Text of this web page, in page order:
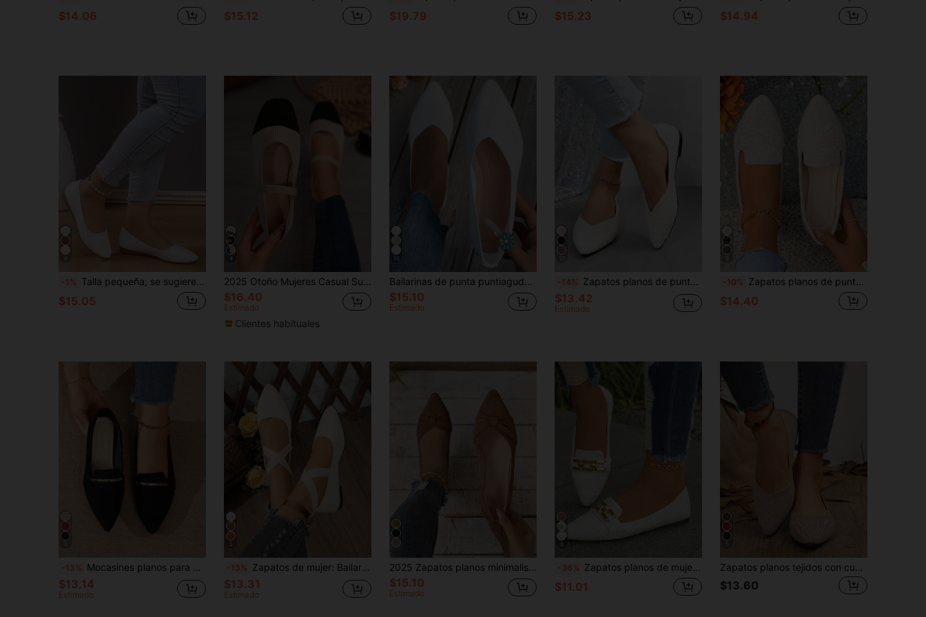
$14.06 $15.12 $19.79 $15.23 $14.94
-1% Talla pequeña, se sugiere pedir una talla talla grande. Suela blanda, zapatos cómodos de tacón bajo para mujer, nuevo estilo de verano de slip-on de bajo empeine, no cansa, zapatos de madre, zapatos de bajo empeine de talla grande, talla 35-43
$15.05
4
2025 Otoño Mujeres Casual Suela Suave Punta Cuadrada Banda Elástica Patchwork Zapatos Planos, Adecuado para Uso Interior y Exterior, Bailarinas
$16.40
Estimado
Clientes habituales
10
Bailarinas de punta puntiaguda de mujer de punto, Mocasines versátiles de unicolor y casual
$15.10
Estimado
-14% Zapatos planos de punta puntiaguda de tela marrón & azul de talla grande 35-45, nuevo estilo de primavera/otoño, vamp bajo sin cordones, uso diario elegante, cómodos zapatos de ballet para mujer, suela blanda zapatos planos minimalistas para todas las estaciones, Ramadán
$13.42
Estimado
-10% Zapatos planos de punta puntiaguda con hilo negro y dorado de talla grande 35-45, para uso diario en primavera, verano y otoño, zapatos planos versátiles, cómodos y ligeros para mujer, zapatos elegantes para mujer, zapatos planos de punta puntiaguda, zapatos cómodos para mujer, regalo del Día de la Madre, regalos para la madre, zapatos de verano, zapatos para todas las estaciones, Ramadán, Eid Al-Adha
$14.40
-13% Mocasines planos para mujer con decoración de barra de metal en la punta, elegantes, de gamuza, cómodos y de fácil deslizamiento para la oficina, uso casual diario
$13.14
Estimado
5
-13% Zapatos de mujer: Bailarinas de punta negras clásicas de moda, zapatos planos antideslizantes para exterior, zapatillas planas de punta, mocasines, bailarinas, bailarinas con lentejuelas y brillo, bailarinas con banda elástica cruzada, bailarinas de bajo empeine, bailarinas con estampado de leopardo. Adecuados para fiestas, escuela, uso diario, fitness al aire libre, senderismo.
$13.31
Estimado
2025 Zapatos planos minimalistas de mujer color marrón con puntera plisada, estilo elegante, para uso en exteriores en verano,
$15.10
Estimado
-36% Zapatos planos de mujer talla grande 36-45 con lazo plateado y punta puntiaguda, estilo dulce y de moda, ligeros, cómodos y antideslizantes, con vamp bajo, parte superior con estampado aleatorio, elegantes zapatos casuales para primavera, verano, otoño e invierno, regalo del Día de la Madre, Ramadán
$11.01
Zapatos planos tejidos con cuentas para mujer, de punta redonda, estilo casual slip-on, respirables de unicolor para primavera
$13.60